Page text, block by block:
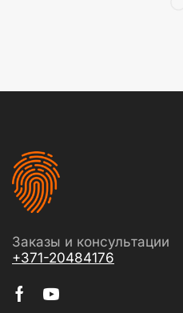
Заказы и консультации
+371-20484176